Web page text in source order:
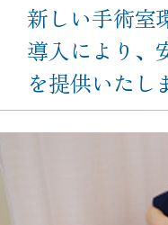
新しい手術室
導入により、
を提供いたし